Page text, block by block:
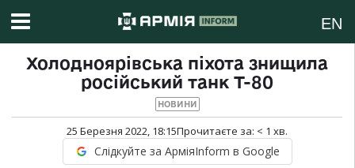
EN
Холодноярівська піхота знищила
російський танк Т-80
НОВИНИ
25 Березня 2022, 18:15Прочитаєте за: < 1 хв.
Слідкуйте за АрміяInform в Google